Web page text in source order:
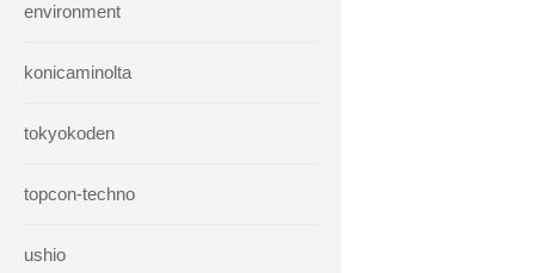
environment
konicaminolta
tokyokoden
topcon-techno
ushio